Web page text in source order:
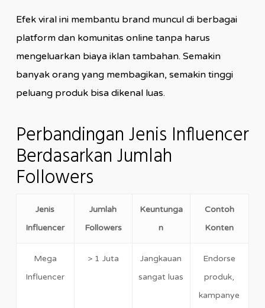
Efek viral ini membantu brand muncul di berbagai
platform dan komunitas online tanpa harus
mengeluarkan biaya iklan tambahan. Semakin
banyak orang yang membagikan, semakin tinggi
peluang produk bisa dikenal luas.
Perbandingan Jenis Influencer
Berdasarkan Jumlah
Followers
Jenis
Influencer
Jumlah
Followers
Keuntunga
n
Contoh
Konten
Mega
Influencer
> 1 Juta
Jangkauan
sangat luas
Endorse
produk,
kampanye